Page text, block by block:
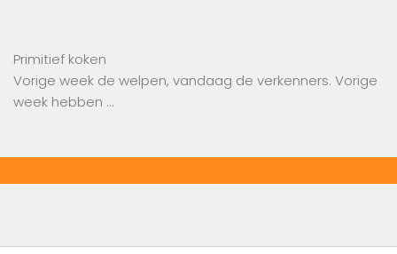
Primitief koken
Vorige week de welpen, vandaag de verkenners. Vorige
week hebben …